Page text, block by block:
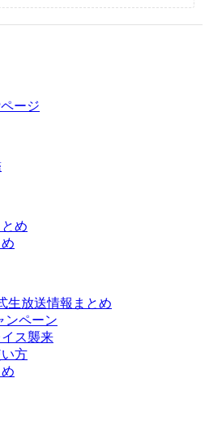
ージ
め
生放送情報まとめ
ンペーン
ス襲来
方